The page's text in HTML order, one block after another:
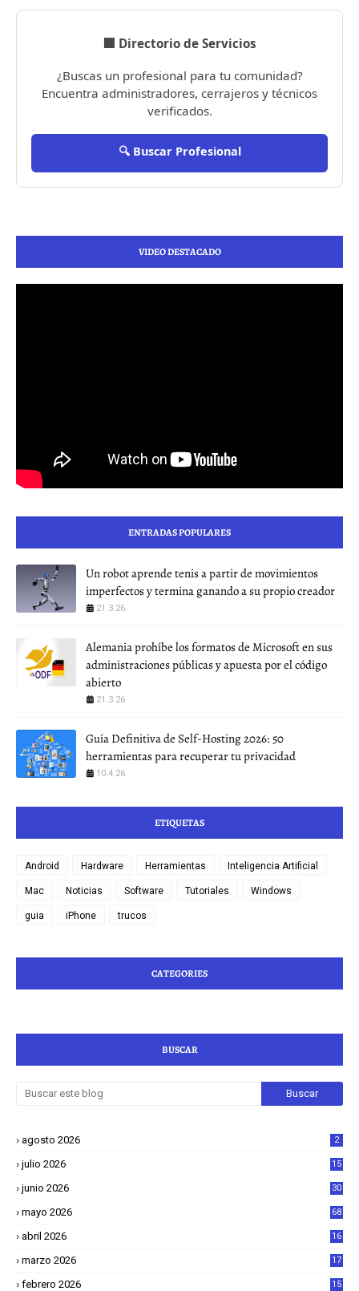
🏢 Directorio de Servicios
¿Buscas un profesional para tu comunidad?
Encuentra administradores, cerrajeros y técnicos
verificados.
🔍 Buscar Profesional
VIDEO DESTACADO
ENTRADAS POPULARES
Un robot aprende tenis a partir de movimientos
imperfectos y termina ganando a su propio creador
21.3.26
Alemania prohíbe los formatos de Microsoft en sus
administraciones públicas y apuesta por el código
abierto
21.3.26
Guía Definitiva de Self-Hosting 2026: 50
herramientas para recuperar tu privacidad
10.4.26
ETIQUETAS
Android Hardware Herramientas Inteligencia Artificial
Mac Noticias Software Tutoriales Windows
guia iPhone trucos
CATEGORIES
BUSCAR
agosto 2026 2
julio 2026 15
junio 2026 30
mayo 2026 68
abril 2026
16
marzo 2026
17
febrero 2026
15